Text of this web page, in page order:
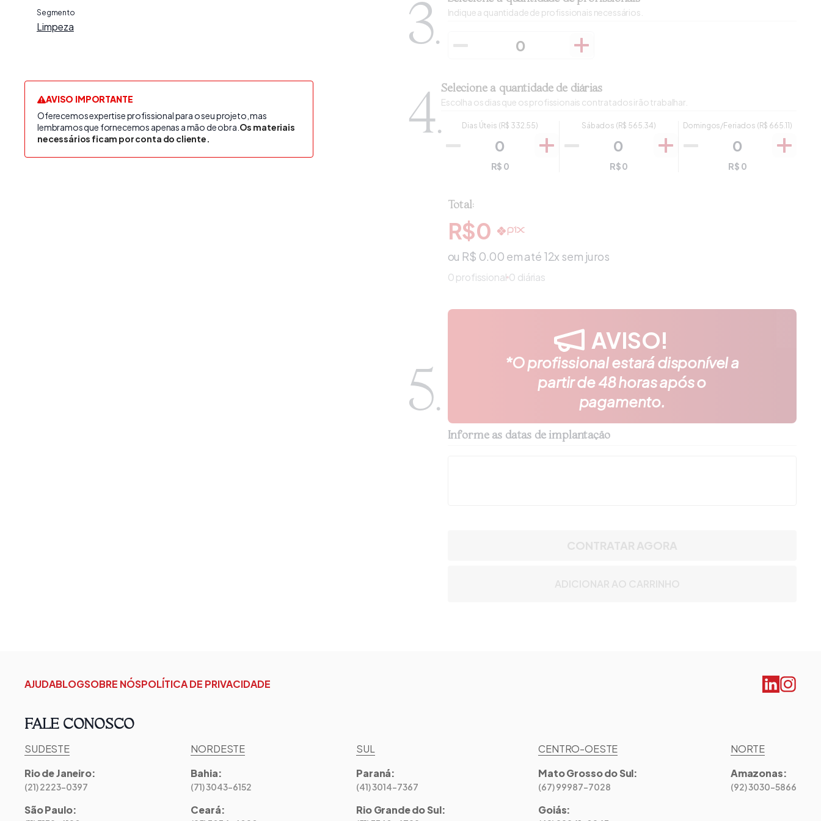
Segmento
Limpeza
AVISO IMPORTANTE
Oferecemos expertise profissional para o seu projeto, mas
lembramos que fornecemos apenas a mão de obra. Os materiais
necessários ficam por conta do cliente.
3. Indique a quantidade de profissionais necessários.
4.Selecione a quantidade de diárias
Escolha os dias que os profissionais contratados irão trabalhar.
Dias Úteis (R$ 332.55)
R$ 0
Sábados (R$ 565.34)
R$0
Domingos/Feriados (R$ 665.11)
R$ 0
5.
Total:
R$0
ou R$ 0.00 em até 12x sem juros
0profissional 0 diárias
AVISO!
*O profissional estará disponível a
partir de 48 horas após o
pagamento.
Informe as datas de implantação
AJUDABLOGSOBRE NÓSPOLÍTICA DE PRIVACIDADE
FALE CONOSCO
SUDESTE
Rio de Janeiro:
(21) 2223-0397
São Paulo:
NORDESTE
Bahia:
(71) 3043-6152
Ceará:
SUL
Paraná:
(41) 3014-7367
Rio Grande do Sul:
CENTRO-OESTE
Mato Grosso do Sul:
(67) 99987-7028
Goiás:
NORTE
Amazonas:
(92) 3030-5866